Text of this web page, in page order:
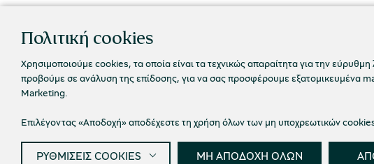
Πολιτική cookies
Χρησιμοποιούμε cookies, τα οποία είναι τα τεχνικώς απαραίτητα για την
προβούμε σε ανάλυση της επίδοσης, για να σας προσφέρουμε εξατομικευμένα
Marketing.
Επιλέγοντας «Αποδοχή» αποδέχεστε τη χρήση όλων των μη υποχρεωτικών
ΡΥΘΜΙΣΕΙΣ COOKIES ΜΗ ΑΠΟΔΟΧΗ ΟΛΩΝ